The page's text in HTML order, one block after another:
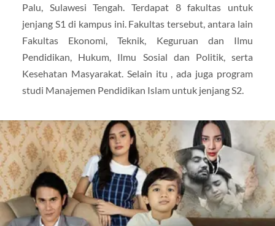
Palu, Sulawesi Tengah. Terdapat 8 fakultas untuk
jenjang S1 di kampus ini. Fakultas tersebut, antara lain
Fakultas Ekonomi, Teknik, Keguruan dan Ilmu
Pendidikan, Hukum, Ilmu Sosial dan Politik, serta
Kesehatan Masyarakat. Selain itu , ada juga program
studi Manajemen Pendidikan Islam untuk jenjang S2.